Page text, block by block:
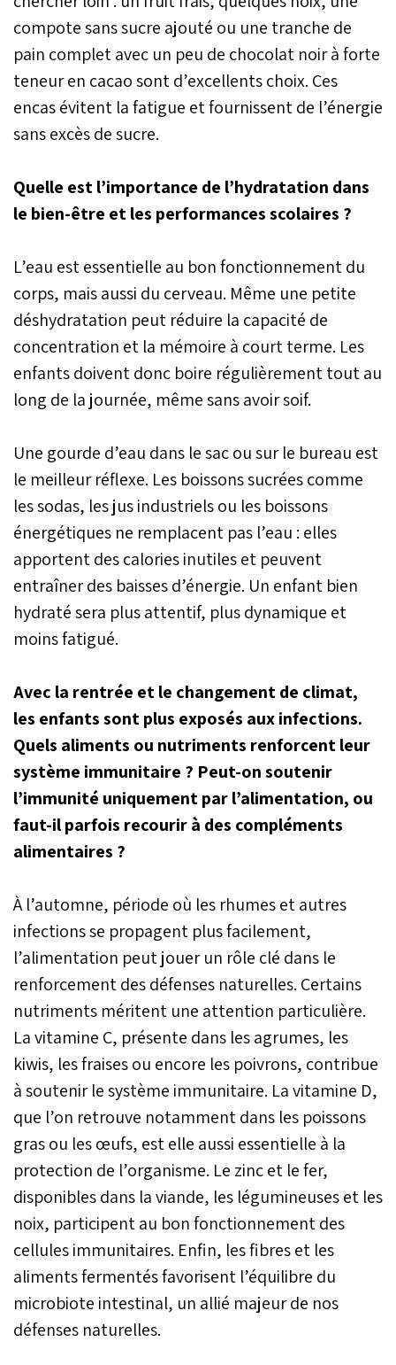
compote sans sucre ajouté ou une tranche de
pain complet avec un peu de chocolat noir à forte
teneur en cacao sont d’excellents choix. Ces
encas évitent la fatigue et fournissent de l’énergie
sans excès de sucre.
Quelle est l’importance de l’hydratation dans
le bien-être et les performances scolaires ?
L’eau est essentielle au bon fonctionnement du
corps, mais aussi du cerveau. Même une petite
déshydratation peut réduire la capacité de
concentration et la mémoire à court terme. Les
enfants doivent donc boire régulièrement tout au
long de la journée, même sans avoir soif.
Une gourde d’eau dans le sac ou sur le bureau est
le meilleur réflexe. Les boissons sucrées comme
les sodas, les jus industriels ou les boissons
énergétiques ne remplacent pas l’eau : elles
apportent des calories inutiles et peuvent
entraîner des baisses d’énergie. Un enfant bien
hydraté sera plus attentif, plus dynamique et
moins fatigué.
Avec la rentrée et le changement de climat,
les enfants sont plus exposés aux infections.
Quels aliments ou nutriments renforcent leur
système immunitaire ? Peut-on soutenir
l’immunité uniquement par l’alimentation, ou
faut-il parfois recourir à des compléments
alimentaires ?
À l’automne, période où les rhumes et autres
infections se propagent plus facilement,
l’alimentation peut jouer un rôle clé dans le
renforcement des défenses naturelles. Certains
nutriments méritent une attention particulière.
La vitamine C, présente dans les agrumes, les
kiwis, les fraises ou encore les poivrons, contribue
à soutenir le système immunitaire. La vitamine D,
que l’on retrouve notamment dans les poissons
gras ou les œufs, est elle aussi essentielle à la
protection de l’organisme. Le zinc et le fer,
disponibles dans la viande, les légumineuses et les
noix, participent au bon fonctionnement des
cellules immunitaires. Enfin, les fibres et les
aliments fermentés favorisent l’équilibre du
microbiote intestinal, un allié majeur de nos
défenses naturelles.